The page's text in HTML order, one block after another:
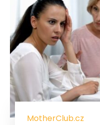
MotherClub.cz